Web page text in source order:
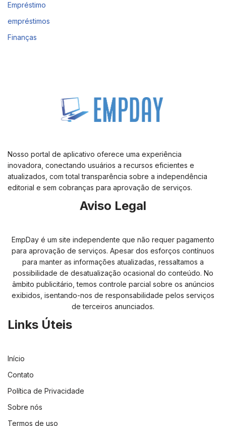
Empréstimo
empréstimos
Finanças
Nosso portal de aplicativo oferece uma experiência
inovadora, conectando usuários a recursos eficientes e
atualizados, com total transparência sobre a independência
editorial e sem cobranças para aprovação de serviços.
Aviso Legal
EmpDay é um site independente que não requer pagamento
para aprovação de serviços. Apesar dos esforços contínuos
para manter as informações atualizadas, ressaltamos a
possibilidade de desatualização ocasional do conteúdo. No
âmbito publicitário, temos controle parcial sobre os anúncios
exibidos, isentando-nos de responsabilidade pelos serviços
de terceiros anunciados.
Links Úteis
Início
Contato
Política de Privacidade
Sobre nós
Termos de uso